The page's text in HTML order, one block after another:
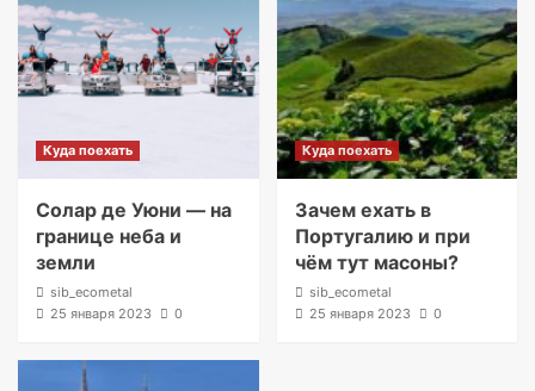
Куда поехать
Солар де Уюни — на
границе неба и
земли
sib_ecometal
25 января 2023
0
Куда поехать
Зачем ехать в
Португалию и при
чём тут масоны?
sib_ecometal
25 января 2023
0